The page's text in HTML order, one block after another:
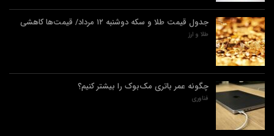
جدول قیمت طلا و سکه دوشنبه ۱۲ مرداد/ قیمت‌ها کاهشی
طلا و ارز
چگونه عمر باتری مک‌بوک را بیشتر کنیم؟
فناوری